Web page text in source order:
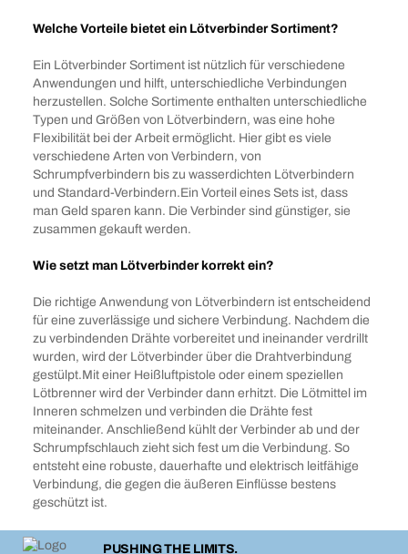
Welche Vorteile bietet ein Lötverbinder Sortiment?
Ein Lötverbinder Sortiment ist nützlich für verschiedene
Anwendungen und hilft, unterschiedliche Verbindungen
herzustellen. Solche Sortimente enthalten unterschiedliche
Typen und Größen von Lötverbindern, was eine hohe
Flexibilität bei der Arbeit ermöglicht. Hier gibt es viele
verschiedene Arten von Verbindern, von
Schrumpfverbindern bis zu wasserdichten Lötverbindern
und Standard-Verbindern.Ein Vorteil eines Sets ist, dass
man Geld sparen kann. Die Verbinder sind günstiger, sie
zusammen gekauft werden.
Wie setzt man Lötverbinder korrekt ein?
Die richtige Anwendung von Lötverbindern ist entscheidend
für eine zuverlässige und sichere Verbindung. Nachdem die
zu verbindenden Drähte vorbereitet und ineinander verdrillt
wurden, wird der Lötverbinder über die Drahtverbindung
gestülpt.Mit einer Heißluftpistole oder einem speziellen
Lötbrenner wird der Verbinder dann erhitzt. Die Lötmittel im
Inneren schmelzen und verbinden die Drähte fest
miteinander. Anschließend kühlt der Verbinder ab und der
Schrumpfschlauch zieht sich fest um die Verbindung. So
entsteht eine robuste, dauerhafte und elektrisch leitfähige
Verbindung, die gegen die äußeren Einflüsse bestens
geschützt ist.
PUSHING THE LIMITS.